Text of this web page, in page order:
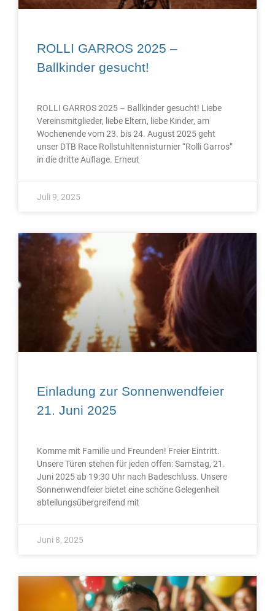
ROLLI GARROS 2025 –
Ballkinder gesucht!
ROLLI GARROS 2025 – Ballkinder gesucht! Liebe
Vereinsmitglieder, liebe Eltern, liebe Kinder, am
Wochenende vom 23. bis 24. August 2025 geht
unser DTB Race Rollstuhltennisturnier “Rolli Garros”
in die dritte Auflage. Erneut
Juli 9, 2025
Einladung zur Sonnenwendfeier
21. Juni 2025
Komme mit Familie und Freunden! Freier Eintritt.
Unsere Türen stehen für jeden offen: Samstag, 21.
Juni 2025 ab 19:30 Uhr nach Badeschluss. Unsere
Sonnenwendfeier bietet eine schöne Gelegenheit
abteilungsübergreifend mit
Juni 8, 2025